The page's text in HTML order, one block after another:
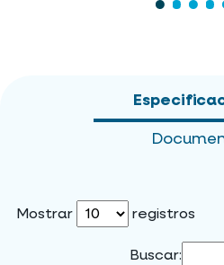
Mostrar registros
Buscar: